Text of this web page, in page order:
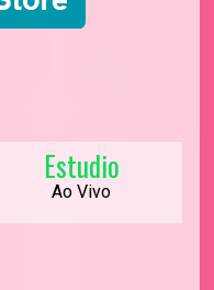
Estudio
Ao Vivo